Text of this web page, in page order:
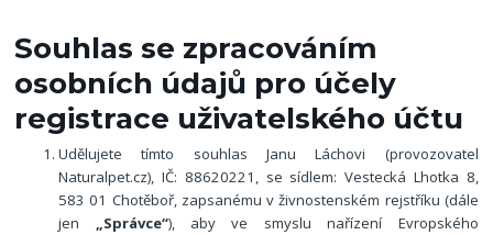
Souhlas se zpracováním
osobních údajů pro účely
registrace uživatelského účtu
Udělujete tímto souhlas Janu Láchovi (provozovatel
Naturalpet.cz), IČ: 88620221, se sídlem: Vestecká Lhotka 8,
583 01 Chotěboř, zapsanému v živnostenském rejstříku (dále
jen „Správce“), aby ve smyslu nařízení Evropského